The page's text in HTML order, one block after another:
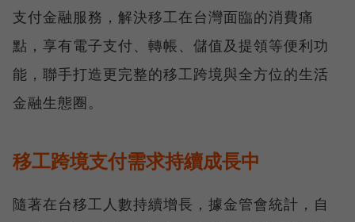
支付金融服務，解決移工在台灣面臨的消費痛
點，享有電子支付、轉帳、儲值及提領等便利功
能，聯手打造更完整的移工跨境與全方位的生活
金融生態圈。
移工跨境支付需求持續成長中
隨著在台移工人數持續增長，據金管會統計，自